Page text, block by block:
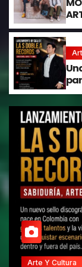
Entretenimiento